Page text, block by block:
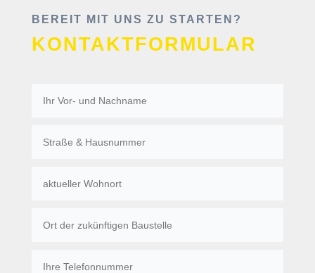
BEREIT MIT UNS ZU STARTEN?
KONTAKTFORMULAR